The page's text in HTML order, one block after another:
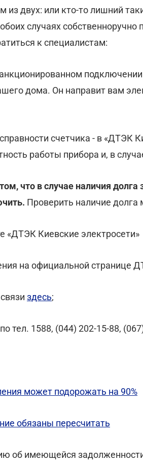
из двух: или кто-то лишний
случаях
к специалистам:
дома. Он направит вам
счетчика - в «ДТЭК
работы прибора и, в
что в случае наличия долга
Проверить наличие
«ДТЭК Киевские электросети»
на официальной странице
здесь;
тел. 1588, (044) 202-15-88,
может подорожать на 90%
обязаны пересчитать
об имеющейся